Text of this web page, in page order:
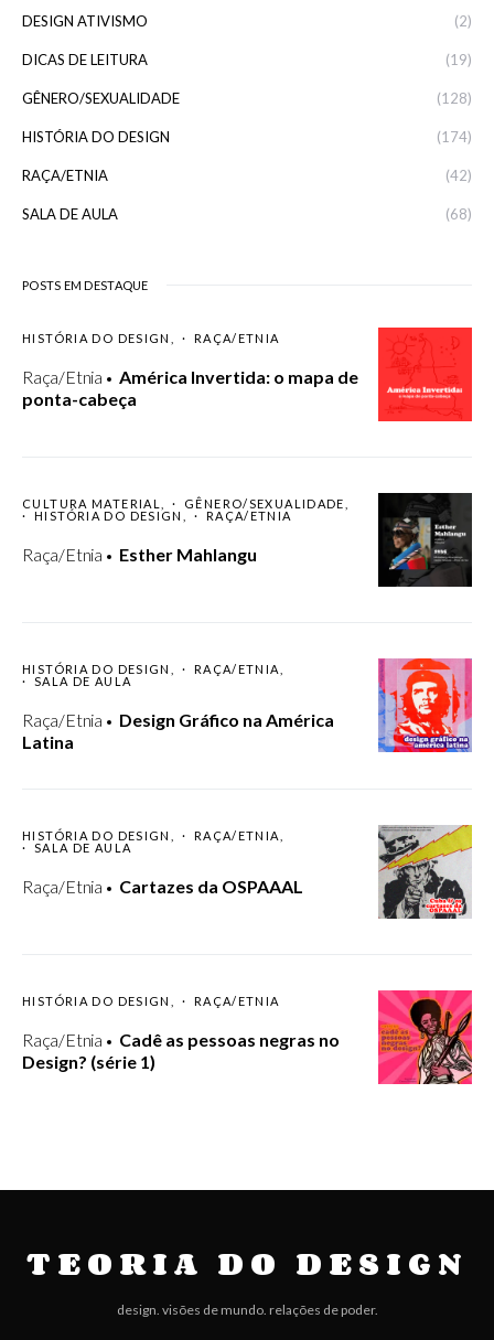
DESIGN ATIVISMO (2)
DICAS DE LEITURA (19)
GÊNERO/SEXUALIDADE (128)
HISTÓRIA DO DESIGN (174)
RAÇA/ETNIA (42)
SALA DE AULA (68)
POSTS EM DESTAQUE
HISTÓRIA DO DESIGN RAÇA/ETNIA
Raça/Etnia
América Invertida: o mapa de
ponta-cabeça
CULTURA MATERIAL
GÊNERO/SEXUALIDADE
HISTÓRIA DO DESIGN
RAÇA/ETNIA
Raça/Etnia Esther Mahlangu
HISTÓRIA DO DESIGN
RAÇA/ETNIA
SALA DE AULA
Raça/Etnia
Design Gráfico na América
Latina
HISTÓRIA DO DESIGN
RAÇA/ETNIA
SALA DE AULA
Raça/Etnia Cartazes da OSPAAAL
HISTÓRIA DO DESIGN RAÇA/ETNIA
Raça/Etnia
Cadê as pessoas negras no
Design? (série 1)
TEORIA DO DESIGN
design. visões de mundo. relações de poder.